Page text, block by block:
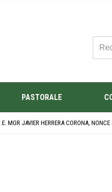
PASTORALE
CÉLÈBRE SES NOUVEAUX
MGR JAVIER HERRERA CORONA,